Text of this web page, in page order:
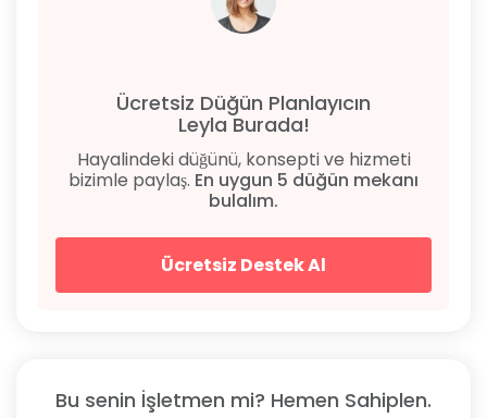
Ücretsiz Düğün Planlayıcın
Leyla Burada!
Hayalindeki düğünü, konsepti ve hizmeti
bizimle paylaş. En uygun 5 düğün mekanı
bulalım.
Ücretsiz Destek Al
Bu senin İşletmen mi? Hemen Sahiplen.